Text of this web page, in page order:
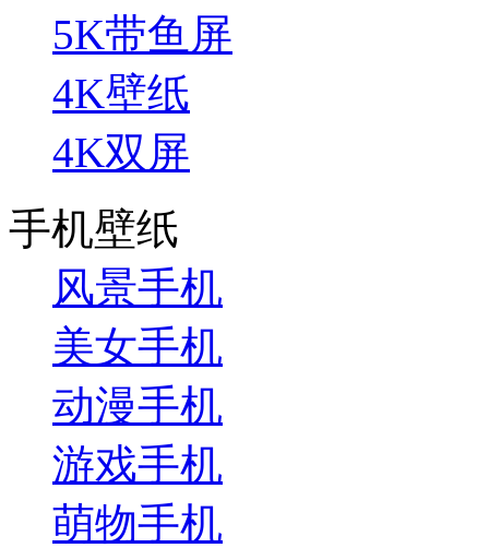
5K带鱼屏
4K壁纸
4K双屏
手机壁纸
风景手机
美女手机
动漫手机
游戏手机
萌物手机